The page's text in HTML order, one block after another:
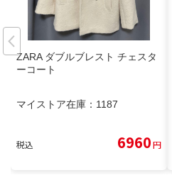
ZARA ダブルブレスト チェスタ
ーコート
マイストア在庫： 1187
税込 6960円